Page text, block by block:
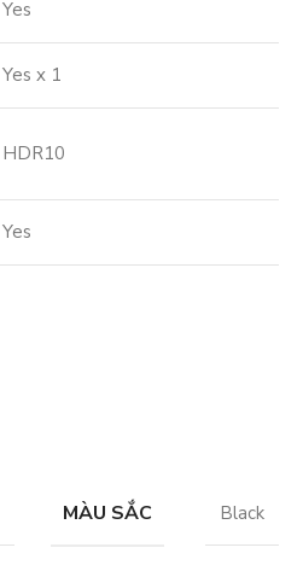
Yes
Yes x 1
HDR10
Yes
MÀU SẮC Black